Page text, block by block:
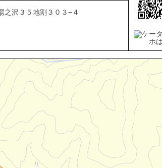
之沢３５地割３０３−４